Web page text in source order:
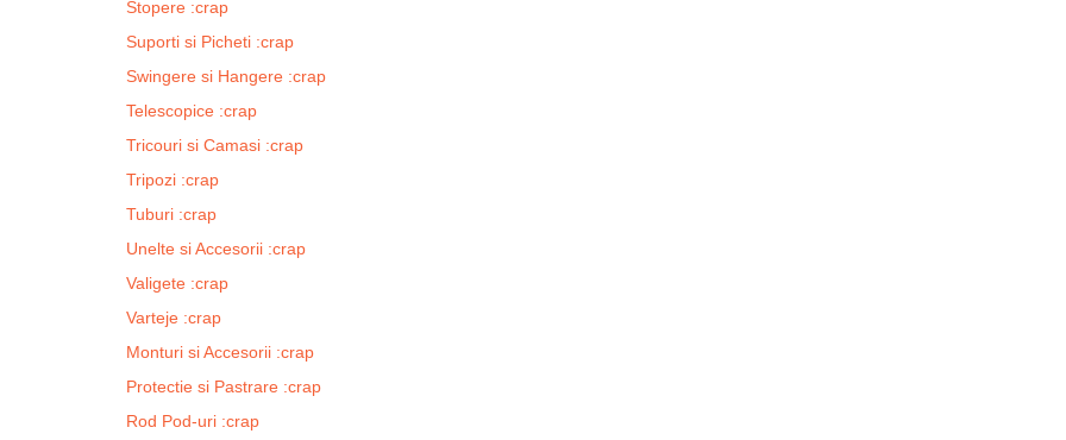
Stopere :crap
Suporti si Picheti :crap
Swingere si Hangere :crap
Telescopice :crap
Tricouri si Camasi :crap
Tripozi :crap
Tuburi :crap
Unelte si Accesorii :crap
Valigete :crap
Varteje :crap
Monturi si Accesorii :crap
Protectie si Pastrare :crap
Rod Pod-uri :crap